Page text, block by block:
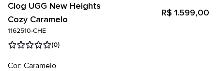
Clog UGG New Heights
Cozy Caramelo
R$ 1.599,00
1162510-CHE
(0)
Cor: Caramelo